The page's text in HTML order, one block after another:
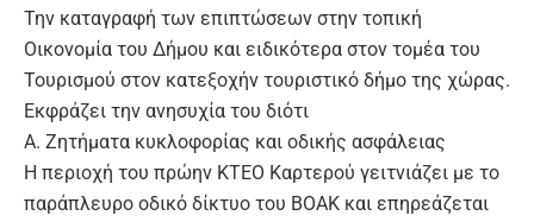
Την καταγραφή των επιπτώσεων στην τοπική
Οικονομία του Δήμου και ειδικότερα στον τομέα του
Τουρισμού στον κατεξοχήν τουριστικό δήμο της χώρας.
Εκφράζει την ανησυχία του διότι
Α. Ζητήματα κυκλοφορίας και οδικής ασφάλειας
Η περιοχή του πρώην ΚΤΕΟ Καρτερού γειτνιάζει με το
παράπλευρο οδικό δίκτυο του ΒΟΑΚ και επηρεάζεται